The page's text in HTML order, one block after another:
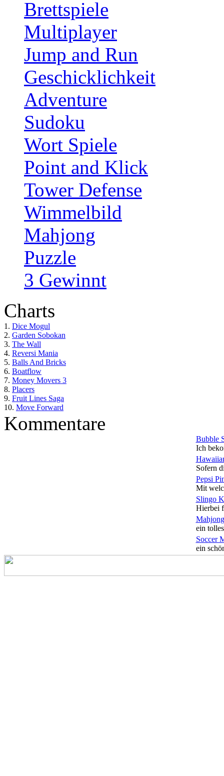
Brettspiele
Multiplayer
Jump and Run
Geschicklichkeit
Adventure
Sudoku
Wort Spiele
Point and Klick
Tower Defense
Wimmelbild
Mahjong
Puzzle
3 Gewinnt
Charts
1. Dice Mogul
2. Garden Sobokan
3. The Wall
4. Reversi Mania
5. Balls And Bricks
6. Boatflow
7. Money Movers 3
8. Placers
9. Fruit Lines Saga
10. Move Forward
Kommentare
Bubble
Ich
Sofern
Pepsi
Mit
Slingo
Hierbei
ein
Soccer
ein